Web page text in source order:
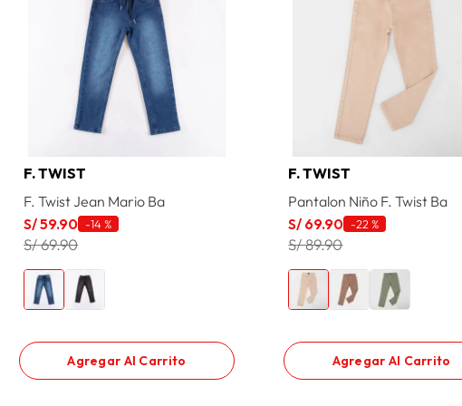
F. TWIST
F. Twist Jean Mario Ba
S/59.90 -14 %
S/ 69.90
Agregar Al Carrito
F. TWIST
Pantalon Niño F. Twist Ba
S/ 69.90 -22 %
S/ 89.90
Agregar Al Carrito